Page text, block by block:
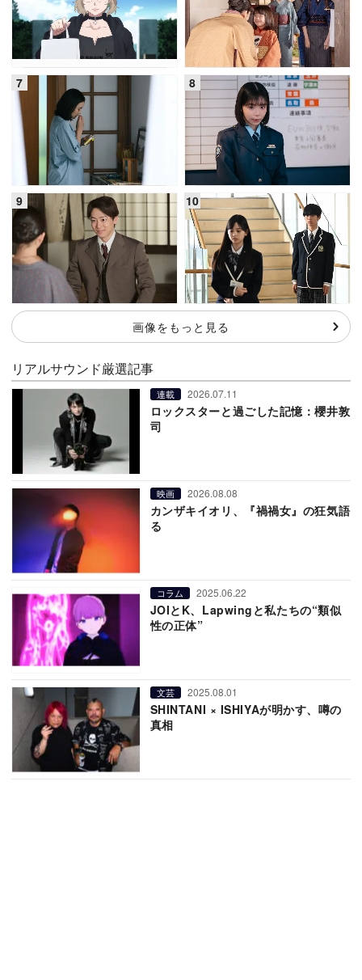
画像をもっと見る
リアルサウンド厳選記事
連載 2026.07.11
ロックスターと過ごした記憶：櫻井敦
司
映画 2026.08.08
カンザキイオリ、『禍禍女』の狂気語
る
コラム 2025.06.22
JOIとK、Lapwingと私たちの“類似
性の正体”
文芸 2025.08.01
SHINTANI × ISHIYAが明かす、噂の
真相